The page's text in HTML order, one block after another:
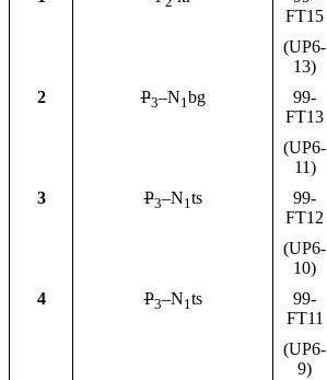
FT15
(UP6-
13)
2 P3–N1bg
99-
FT13
(UP6-
11)
3 P3–N1ts
99-
FT12
(UP6-
10)
4 P3–N1ts
99-
FT11
(UP6-
9)